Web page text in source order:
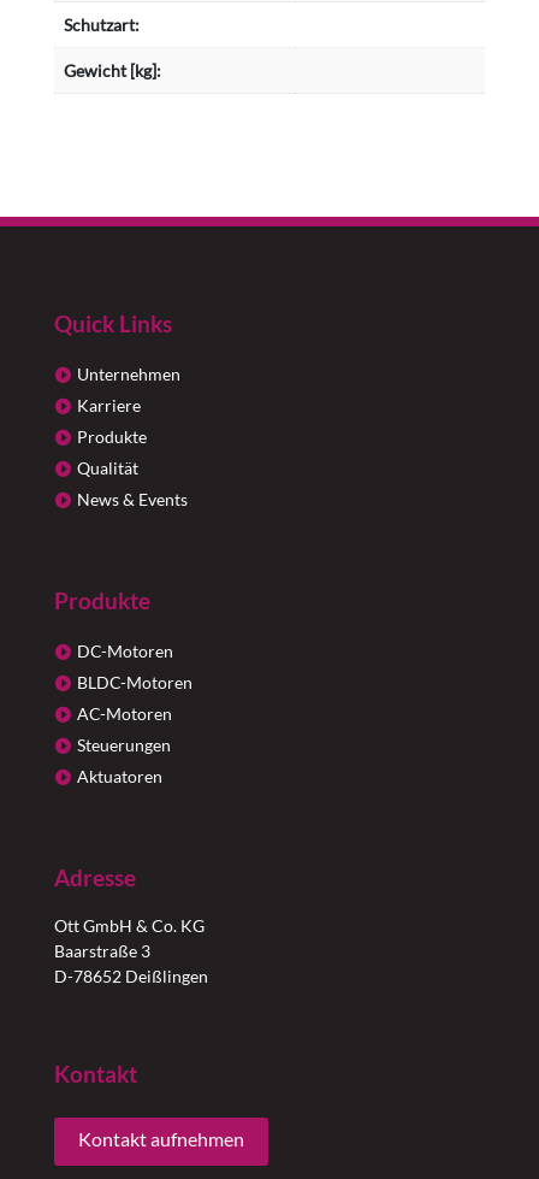
Schutzart:
Gewicht [kg]:
Quick Links
Unternehmen
Karriere
Produkte
Qualität
News & Events
Produkte
DC-Motoren
BLDC-Motoren
AC-Motoren
Steuerungen
Aktuatoren
Adresse
Ott GmbH & Co. KG
Baarstraße 3
D-78652 Deißlingen
Kontakt
Kontakt aufnehmen